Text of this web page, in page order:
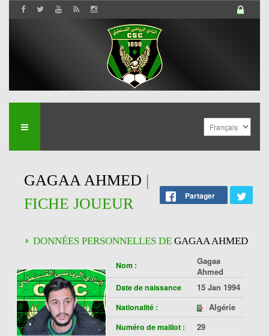
GAGAA AHMED |
FICHE JOUEUR
Partager
DONNÉES PERSONNELLES DE GAGAA AHMED
Nom :
Gagaa
Ahmed
Date de naissance 15 Jan 1994
Nationalité : Algérie
Numéro de maillot : 29